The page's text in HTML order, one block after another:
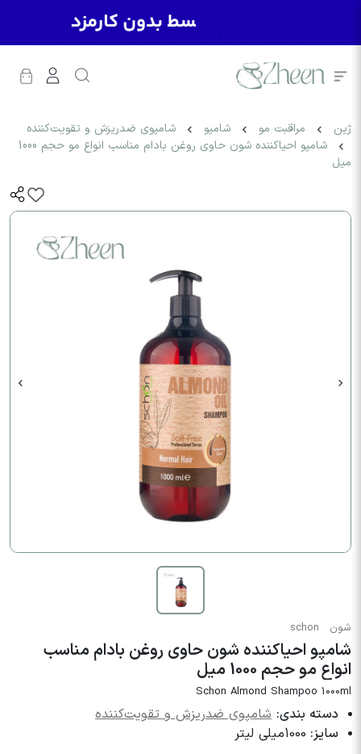
ژین مراقبت مو شامپو
شامپوی ضدریزش و تقویت‌کننده
شامپو احیاکننده شون حاوی روغن بادام مناسب انواع مو حجم 1000
میل
شون schon
شامپو احیاکننده شون حاوی روغن بادام مناسب
انواع مو حجم 1000 میل
Schon Almond Shampoo 1000ml
دسته بندی: شامپوی ضدریزش و تقویت‌کننده
سایز: 1000میلی لیتر